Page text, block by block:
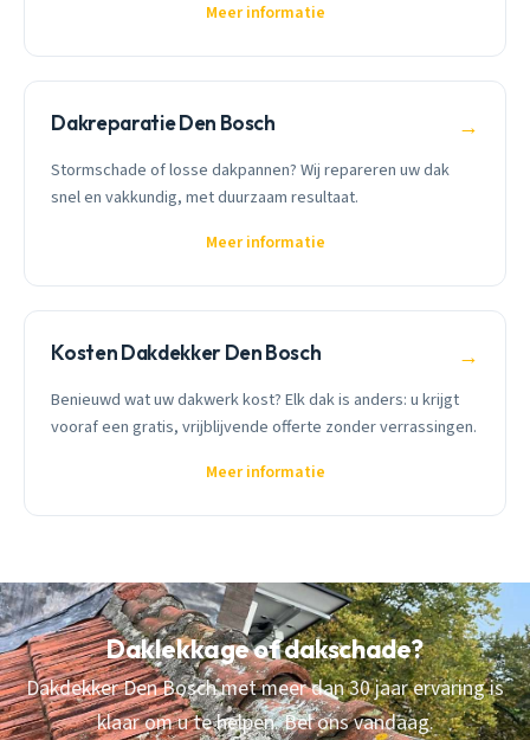
Meer informatie
Dakreparatie Den Bosch →
Stormschade of losse dakpannen? Wij repareren uw dak
snel en vakkundig, met duurzaam resultaat.
Meer informatie
Kosten Dakdekker Den Bosch →
Benieuwd wat uw dakwerk kost? Elk dak is anders: u krijgt
vooraf een gratis, vrijblijvende offerte zonder verrassingen.
Meer informatie
Daklekkage of dakschade?
Dakdekker Den Bosch met meer dan 30 jaar ervaring is
klaar om u te helpen. Bel ons vandaag.